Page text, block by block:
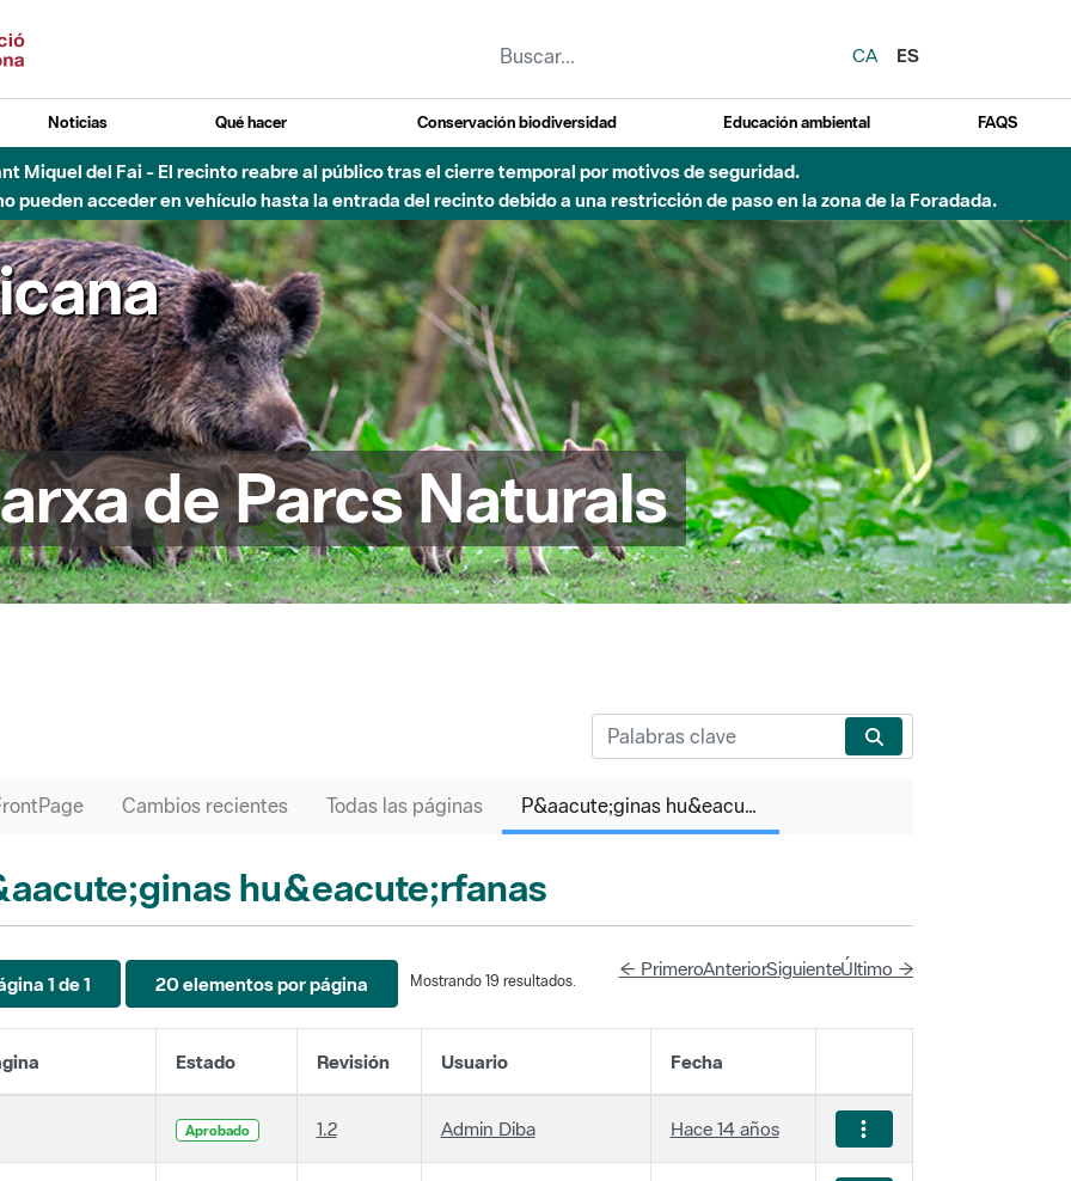
CA
ES
Noticias Qué hacer Conservación biodiversidad Educación ambiental FAQS
- Afectaciones en el cauce del Parque Fluvial del Besòs debido a obras de construcción de una pasarela sobre el río
de Parcs Naturals
1 de 1 20 elementos por página
Estado Revisión Usuario Fecha
1.2 Admin Diba Hace 14 años
Aprobado 1.1 Admin Diba Hace 14 años